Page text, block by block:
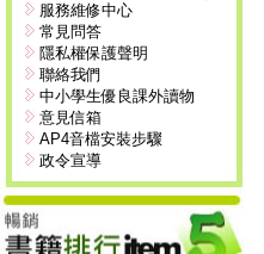
服務維修中心
常見問答
隱私權保護聲明
聯絡我們
中小學生優良課外讀物
意見信箱
AP4音檔安裝步驟
政令宣導